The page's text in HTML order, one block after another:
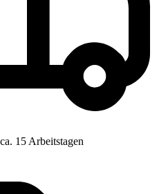
15 Arbeitstagen